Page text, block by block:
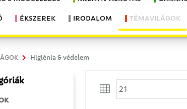
ÉKSZEREK IRODALOM TÉMAVILÁGOK
Higiénia & védelem